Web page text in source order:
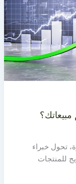
تحول خبراء
للمنتجات